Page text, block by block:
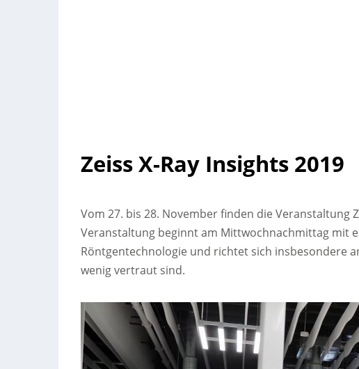
Zeiss X-Ray Insights 2019
Vom 27. bis 28. November finden die Veranstaltung
Veranstaltung beginnt am Mittwochnachmittag mit
Röntgentechnologie und richtet sich insbesondere
wenig vertraut sind.